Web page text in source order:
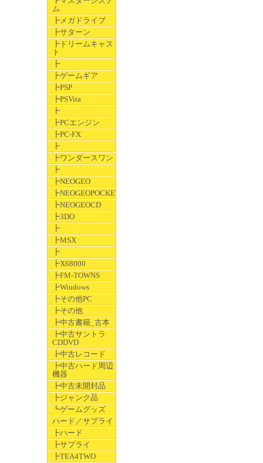
ム
┣メガドライブ
┣サターン
┣ドリームキャス
ト
┣
┣ゲームギア
┣PSP
┣PSVita
┣
┣PCエンジン
┣PC-FX
┣
┣ワンダースワン
┣
┣NEOGEO
┣NEOGEOPOCKET
┣NEOGEOCD
┣3DO
┣
┣MSX
┣
┣X68000
┣FM-TOWNS
┣Windows
┣その他PC
┣その他
┣中古書籍_古本
┣中古サントラ
CDDVD
┣中古レコード
┣中古ハード周辺
機器
┣中古未開封品
┣ジャンク品
┗ゲームグッズ
ハード／サプライ
┣ハード
┣サプライ
┣TEA4TWO